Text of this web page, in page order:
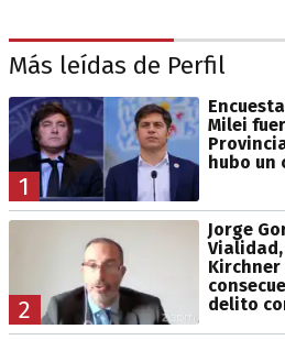
Más leídas de Perfil
1
Milei
hubo un
2
Jorge
delito